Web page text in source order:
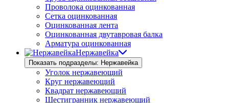
Проволока оцинкованная
Сетка оцинкованная
Оцинкованная лента
Оцинкованная двутавровая балка
Арматура оцинкованная
Нержавейка
Показать подразделы: Нержавейка
Уголок нержавеющий
Круг нержавеющий
Квадрат нержавеющий
Шестигранник нержавеющий